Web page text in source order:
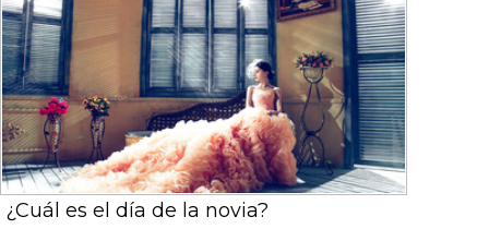
¿Cuál es el día de la novia?